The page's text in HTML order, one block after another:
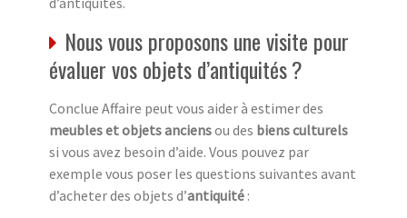
Nous vous proposons une visite pour
évaluer vos objets d’antiquités ?
Conclue Affaire peut vous aider à estimer des
meubles et objets anciensou des biens culturels
si vous avez besoin d’aide. Vous pouvez par
exemple vous poser les questions suivantes avant
d’acheter des objets d’antiquité :